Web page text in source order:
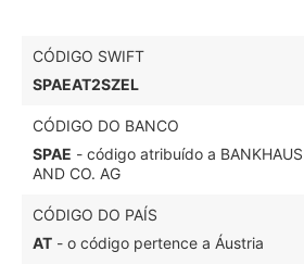
CÓDIGO SWIFT
SPAEAT2SZEL
CÓDIGO DO BANCO
SPAE - código atribuído a BANKHAUS
AND CO. AG
CÓDIGO DO PAÍS
AT - o código pertence a Áustria